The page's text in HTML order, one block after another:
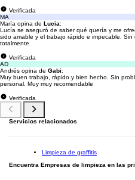
Verificada
MA
María opina de Lucia:
Lucía se aseguró de saber qué quería y me
sido amable y el trabajo rápido e impecable.
totalmente
Verificada
AD
Andrés opina de Gabi:
Muy buen trabajo, rápido y bien hecho. Sin
personal. Muy muy recomendable
Verificada
Servicios relacionados
Limpieza de graffitis
Encuentra Empresas de limpieza en las